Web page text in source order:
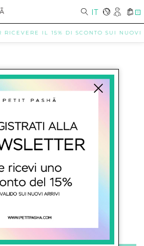
IT 0
IL 15% DI SCONTO SUI NUOVI
Umberto I 301 Napoli
ALLA NEWSLETTER